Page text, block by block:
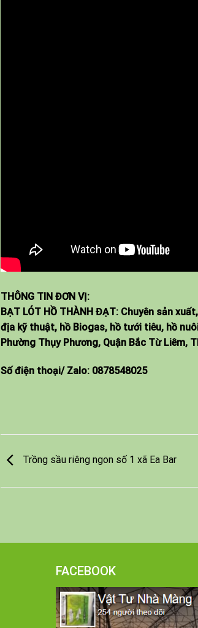
THÔNG TIN ĐƠN VỊ:
BẠT LÓT HỒ THÀNH ĐẠT: Chuyên sản
địa kỹ thuật, hồ Biogas, hồ tưới tiêu, hồ
Phường Thụy Phương, Quận Bắc Từ Liêm,
Số điện thoại/ Zalo: 0878548025
Trồng sầu riêng ngon số 1 xã Ea Bar
FACEBOOK